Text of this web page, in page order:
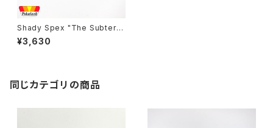
Shady Spex "The Subterra
nean Homesick" sunglass
es, Bone w/Polarized Brow
¥3,630
同じカテゴリの商品